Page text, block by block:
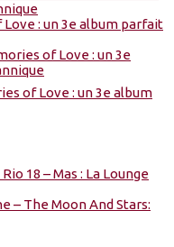
18 – Mas : La Lounge
– The Moon And Stars: